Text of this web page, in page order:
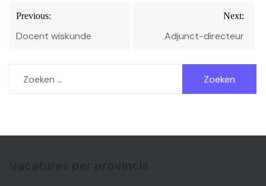
Bericht
navigatie
Previous:
Docent wiskunde
Next:
Adjunct-directeur
naar: